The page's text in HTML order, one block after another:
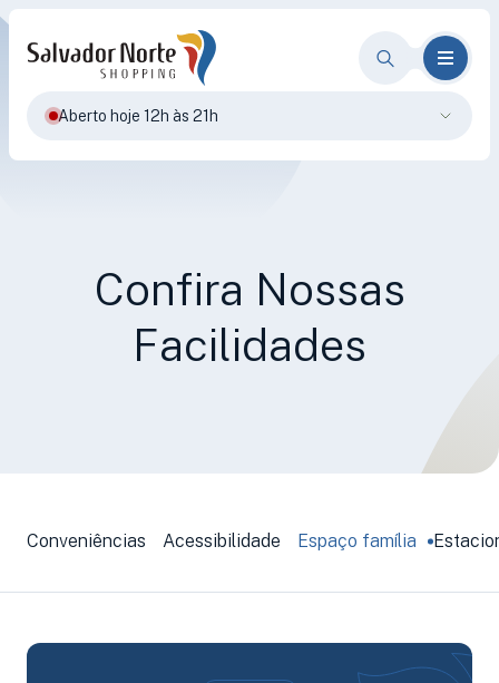
Aberto hoje 12h às 21h
Confira Nossas
Facilidades
Conveniências Acessibilidade Espaço família